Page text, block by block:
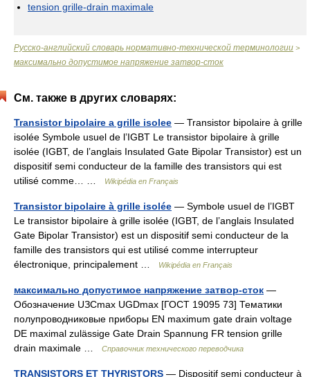
tension grille-drain maximale
Русско-английский словарь нормативно-технической терминологии >
максимально допустимое напряжение затвор-сток
См. также в других словарях:
Transistor bipolaire a grille isolee — Transistor bipolaire à grille
isolée Symbole usuel de l’IGBT Le transistor bipolaire à grille
isolée (IGBT, de l’anglais Insulated Gate Bipolar Transistor) est un
dispositif semi conducteur de la famille des transistors qui est
utilisé comme… …
Wikipédia en Français
Transistor bipolaire à grille isolée — Symbole usuel de l’IGBT
Le transistor bipolaire à grille isolée (IGBT, de l’anglais Insulated
Gate Bipolar Transistor) est un dispositif semi conducteur de la
famille des transistors qui est utilisé comme interrupteur
électronique, principalement …
Wikipédia en Français
максимально допустимое напряжение затвор-сток —
Обозначение UЗСmax UGDmax [ГОСТ 19095 73] Тематики
полупроводниковые приборы EN maximum gate drain voltage
DE maximal zulässige Gate Drain Spannung FR tension grille
drain maximale …
Справочник технического переводчика
TRANSISTORS ET THYRISTORS — Dispositif semi conducteur à